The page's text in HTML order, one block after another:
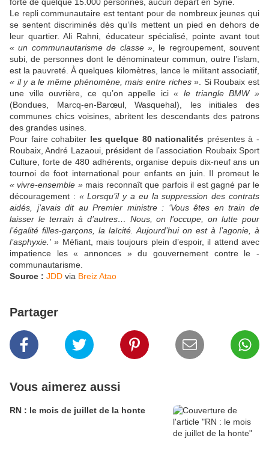
Le repli communautaire est tentant pour de nombreux jeunes qui
se sentent discriminés dès qu’ils mettent un pied en dehors de
leur quartier. Ali ­Rahni, ­éducateur spécialisé, pointe avant tout
« un communautarisme de classe », le regroupement, souvent
subi, de personnes dont le dénominateur commun, outre l’islam,
est la pauvreté. À quelques kilomètres, lance le militant associatif,
« il y a le même phénomène, mais entre riches » . Si Roubaix est
une ville ouvrière, ce qu’on appelle ici« le triangle BMW »
(Bondues, Marcq-en-Barœul, ­Wasquehal), les initiales des
communes chics voisines, abritent les ­descendants des patrons
des grandes usines.
Pour faire cohabiter les quelque 80 nationalités présentes à ­
Roubaix, André ­Lazaoui, ­président de l’association Roubaix Sport
­Culture, forte de 480 adhérents, organise depuis dix-neuf ans un
tournoi de foot international pour enfants en juin. Il promeut le
« vivre-ensemble »mais reconnaît que parfois il est gagné par le
découragement : « Lorsqu’il y a eu la suppression des contrats
aidés, j’avais dit au Premier ministre : ‘Vous êtes en train de
laisser le ­terrain à d’autres… Nous, on ­l’occupe, on lutte pour
l’égalité filles-garçons, la laïcité. Aujourd’hui on est à l’agonie, à
l’asphyxie.' » ­Méfiant, mais toujours plein d’espoir, il attend avec
impatience les « annonces » du gouvernement contre le ­
communautarisme.
Source : JDD via Breiz Atao
Partager
Vous aimerez aussi
RN : le mois de juillet de la honte